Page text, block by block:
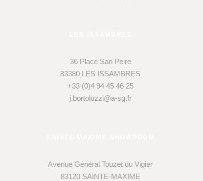
36 Place San Peire
83380 LES ISSAMBRES
+33 (0)4 94 45 46 25
j.bortoluzzi@a-sg.fr
Avenue Général Touzet du Vigier
83120 SAINTE-MAXIME